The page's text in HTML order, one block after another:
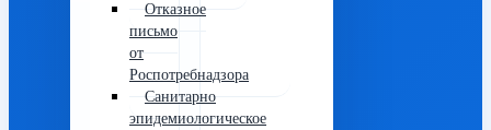
Отказное
письмо
от
Роспотребнадзора
Санитарно
эпидемиологическое